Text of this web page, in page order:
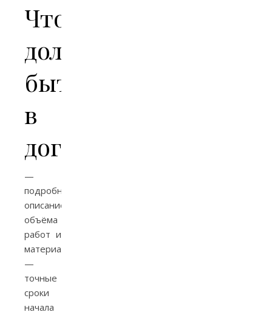
Что
должно
быть
в
договоре
—
подробное
описание
объёма
работ и
материалов;
—
точные
сроки
начала